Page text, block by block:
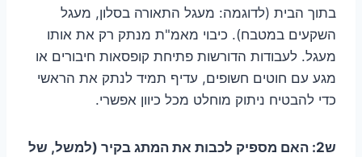
בתוך הבית (לדוגמה: מעגל התאורה בסלון, מעגל
השקעים במטבח). כיבוי מאמ"ת מנתק רק את אותו
מעגל. לעבודות הדורשות פתיחת קופסאות חיבורים או
מגע עם חוטים חשופים, עדיף תמיד לנתק את הראשי
כדי להבטיח ניתוק מוחלט מכל כיוון אפשרי.
ש2: האם מספיק לכבות את המתג בקיר (למשל, של